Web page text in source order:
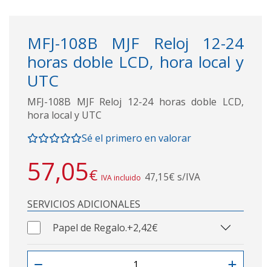
MFJ-108B MJF Reloj 12-24
horas doble LCD, hora local y
UTC
MFJ-108B MJF Reloj 12-24 horas doble LCD,
hora local y UTC
Sé el primero en valorar
57,05€ IVA incluido 47,15€ s/IVA
SERVICIOS ADICIONALES
Papel de Regalo.+2,42€